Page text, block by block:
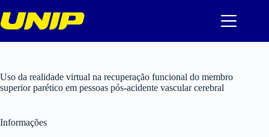
para
o
Uso da realidade virtual na recuperação funcional do membro
superior parético em pessoas pós-acidente vascular cerebral
Informações